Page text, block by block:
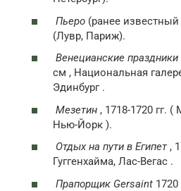
Пьеро (ранее известный
(Лувр, Париж).
Венецианские праздники
см , Национальная
Эдинбург .
Мезетин , 1718-1720 гг.
Нью-Йорк ).
Отдых на пути в Египет,
Гуггенхайма, Лас-Вегас .
Прапорщик Gersaint